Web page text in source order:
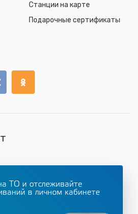
Станции на карте
Подарочные сертификаты
ТО и отслеживайте
в личном кабинете